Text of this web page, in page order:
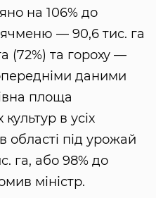
на 106% до
— 90,6 тис. га
(72%) та гороху —
даними
площа
в усіх
області під урожай
га, або 98% до
міністр.